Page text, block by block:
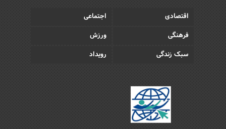
اقتصادی
اجتماعی
فرهنگی
ورزش
سبک زندگی
رویداد